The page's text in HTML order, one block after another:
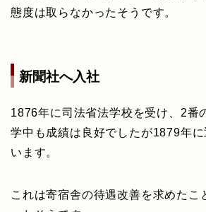
態度は取らなかったそうです。
新聞社へ入社
1876年に司法省法学校を受け、2番
学中も成績は良好でしたが1879年
います。
これは寄宿舎の待遇改善を求めたこ